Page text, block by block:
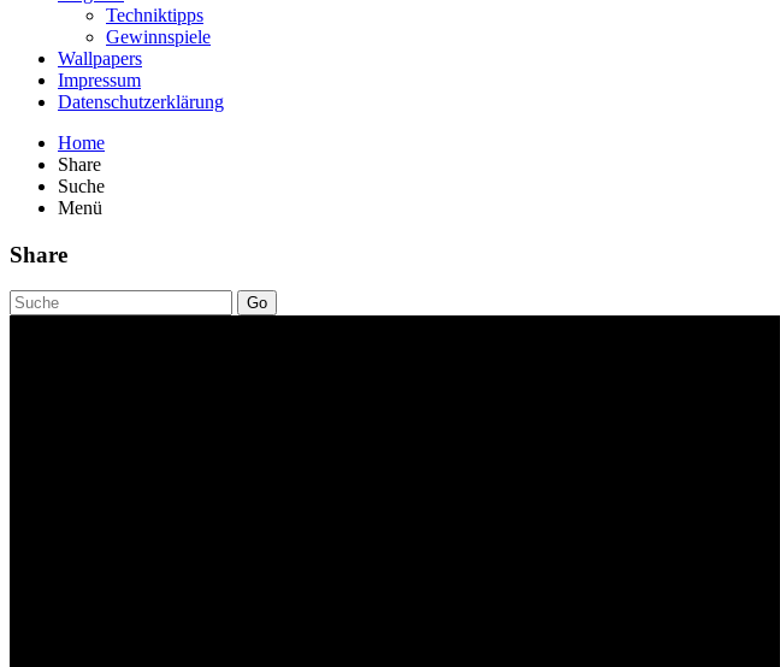
Techniktipps
Gewinnspiele
Wallpapers
Impressum
Datenschutzerklärung
Home
Share
Suche
Menü
Share
Go